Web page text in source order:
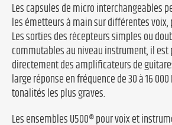
Les capsules de micro interchangeables
les émetteurs à main sur différentes voix,
Les sorties des récepteurs simples ou
commutables au niveau instrument, il est
directement des amplificateurs de
large réponse en fréquence de 30 à 16
tonalités les plus graves.
Les ensembles U500® pour voix et